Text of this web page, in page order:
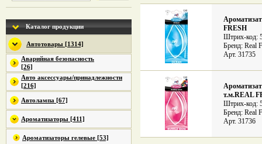
Каталог продукции
Автотовары [1314]
Аварийная безопасность
[26]
Авто аксессуары/принадлежности
[216]
Автолампа [67]
Ароматизаторы [411]
Ароматизаторы гелевые [53]
FRESH
Штрих-код:
Бренд: Real
Арт. 31735
т.м.REAL
Штрих-код:
Бренд: Real
Арт. 31736